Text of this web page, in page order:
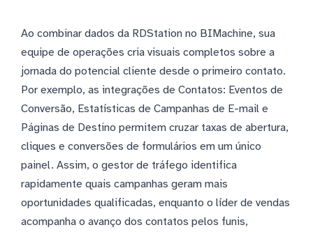
Ao combinar dados da RDStation no BIMachine, sua
equipe de operações cria visuais completos sobre a
jornada do potencial cliente desde o primeiro contato.
Por exemplo, as integrações de Contatos: Eventos de
Conversão, Estatísticas de Campanhas de E-mail e
Páginas de Destino permitem cruzar taxas de abertura,
cliques e conversões de formulários em um único
painel. Assim, o gestor de tráfego identifica
rapidamente quais campanhas geram mais
oportunidades qualificadas, enquanto o líder de vendas
acompanha o avanço dos contatos pelos funis,